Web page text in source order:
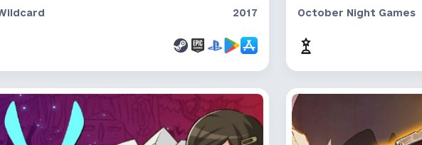
2017 October Night Games